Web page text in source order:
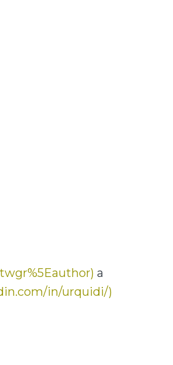
a
in/urquidi/)